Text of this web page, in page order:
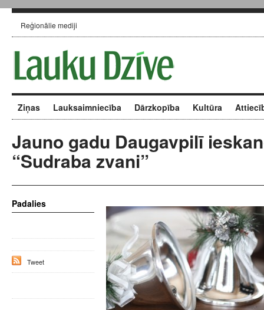
Reģionālie mediji
Ziņas Lauksaimniecība Dārzkopība Kultūra
Jauno gadu Daugavpilī
“Sudraba zvani”
Padalies
Tweet